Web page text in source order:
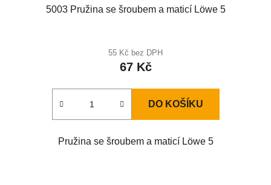
5003 Pružina se šroubem a maticí Löwe 5
55 Kč bez DPH
67 Kč
DO KOŠÍKU
Pružina se šroubem a maticí Löwe 5